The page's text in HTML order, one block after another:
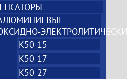
К50-15
К50-17
К50-27